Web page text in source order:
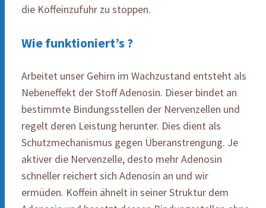
die Koffeinzufuhr zu stoppen.
Wie funktioniert’s ?
Arbeitet unser Gehirn im Wachzustand entsteht als
Nebeneffekt der Stoff Adenosin. Dieser bindet an
bestimmte Bindungsstellen der Nervenzellen und
regelt deren Leistung herunter. Dies dient als
Schutzmechanismus gegen Überanstrengung. Je
aktiver die Nervenzelle, desto mehr Adenosin
schneller reichert sich Adenosin an und wir
ermüden. Koffein ähnelt in seiner Struktur dem